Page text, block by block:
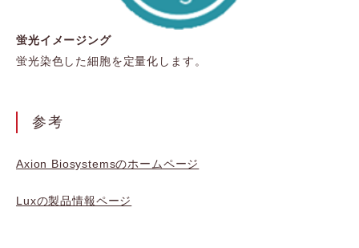
蛍光イメージング
蛍光染色した細胞を定量化します。
参考
Axion Biosystemsのホームページ
Luxの製品情報ページ